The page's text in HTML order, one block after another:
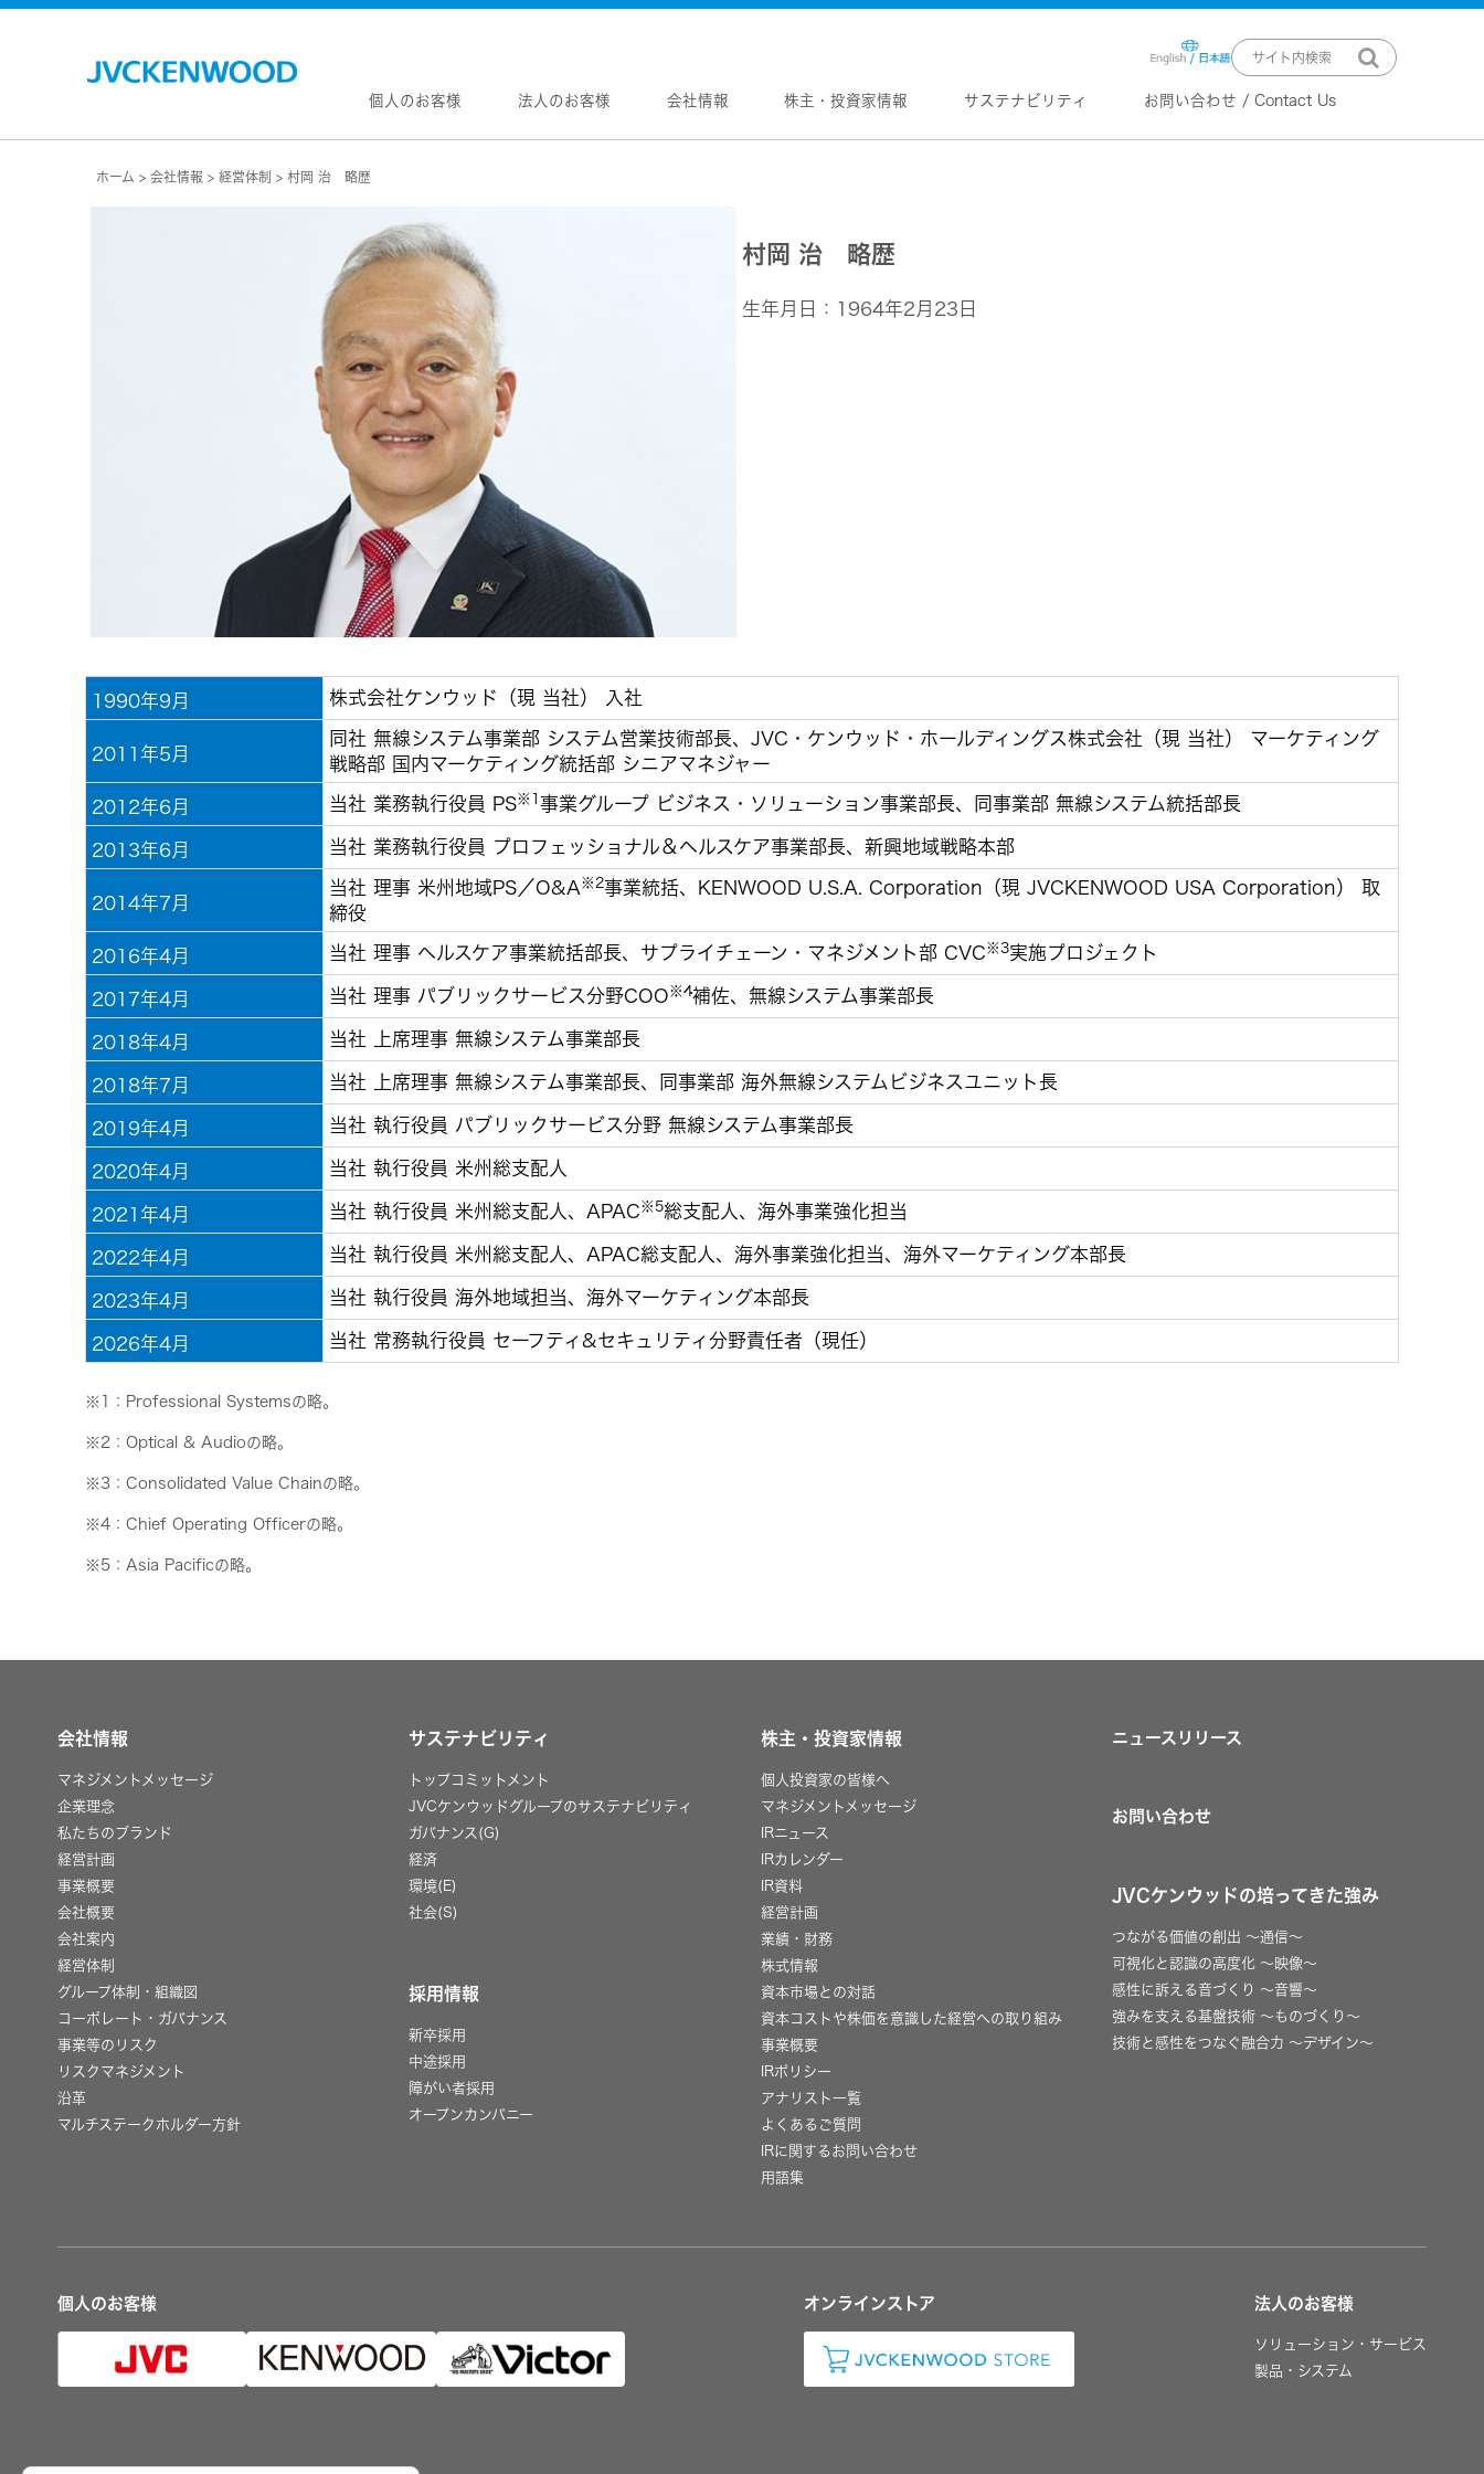
個人のお客様
スポーツコミュニケーションア
KENWOOD トップ
カー用品
(カーナビ、ドライブレコーダー、
カーオーディオ)
オーディオ
無線通信
除菌消臭装置
ポータブル電源
プロジェクター
個人のお客様 トップ
法人のお客様 会社情報
企業理念
私たちのブランド
経営計画
事業概要
会社概要
会社案内
経営体制
グループ体制・組織図
コーポレートガバナンス
事業等のリスク
リスクマネジメント
沿革
マルチステークホルダー方針
中途採用
オープンカンパニー
株主・投資家情報
マネジメントメッセージ
IRポリシー
アナリスト一覧
よくあるご質問
IRに関するお問い合わせ
サステナビリティ
JVCケンウッドグループの
お問い合わせ / Contact Us
ホーム 会社情報 経営体制 村岡 治 略歴
村岡 治 略歴
生年月日：1964年2月23日
1990年9月 株式会社ケンウッド（現 当社） 入社
2011年5月
同社 無線システム事業部 システム営業技術部長、JVC・ケンウッド・ホールディングス株式会社（現 当社） マーケティング
戦略部 国内マーケティング統括部 シニアマネジャー
2012年6月 当社 業務執行役員 PS※1 事業グループ ビジネス・ソリューション事業部長、同事業部 無線システム統括部長
2013年6月 当社 業務執行役員 プロフェッショナル＆ヘルスケア事業部長、新興地域戦略本部
2014年7月
当社 理事 米州地域PS／O&A※2事業統括、KENWOOD U.S.A. Corporation（現 JVCKENWOOD USA Corporation） 取
締役
2016年4月 当社 理事 ヘルスケア事業統括部長、サプライチェーン・マネジメント部 CVC※3実施プロジェクト
2017年4月 当社 理事 パブリックサービス分野COO※4補佐、無線システム事業部長
2018年4月 当社 上席理事 無線システム事業部長
2018年7月 当社 上席理事 無線システム事業部長、同事業部 海外無線システムビジネスユニット長
2019年4月 当社 執行役員 パブリックサービス分野 無線システム事業部長
2020年4月 当社 執行役員 米州総支配人
2021年4月 当社 執行役員 米州総支配人、APAC※5総支配人、海外事業強化担当
2022年4月 当社 執行役員 米州総支配人、APAC総支配人、海外事業強化担当、海外マーケティング本部長
2023年4月 当社 執行役員 海外地域担当、海外マーケティング本部長
2026年4月 当社 常務執行役員 セーフティ&セキュリティ分野責任者（現任）
※1：Professional Systemsの略。
※2：Optical & Audioの略。
※3：Consolidated Value Chainの略。
※4：Chief Operating Officerの略。
※5：Asia Pacificの略。
会社情報
マネジメントメッセージ
企業理念
私たちのブランド
経営計画
事業概要
会社概要
会社案内
経営体制
グループ体制・組織図
コーポレート・ガバナンス
事業等のリスク
リスクマネジメント
沿革
マルチステークホルダー方針
サステナビリティ
トップコミットメント
JVCケンウッドグループのサステナビリティ
ガバナンス(G)
経済
環境(E)
社会(S)
採用情報
新卒採用
中途採用
障がい者採用
オープンカンパニー
株主・投資家情報
個人投資家の皆様へ
マネジメントメッセージ
IRニュース
IRカレンダー
IR資料
経営計画
業績・財務
株式情報
資本市場との対話
資本コストや株価を意識した経営への取り組み
事業概要
IRポリシー
アナリスト一覧
よくあるご質問
IRに関するお問い合わせ
用語集
ニュースリリース
お問い合わせ
JVCケンウッドの培ってきた強み
つながる価値の創出 〜通信〜
可視化と認識の高度化 〜映像〜
感性に訴える音づくり 〜音響〜
強みを支える基盤技術 〜ものづくり〜
技術と感性をつなぐ融合力 〜デザイン〜
個人のお客様 オンラインストア 法人のお客様
ソリューション・サービス
製品・システム